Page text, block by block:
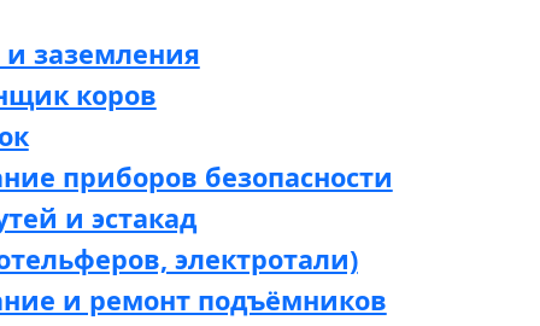
заземления
коров
приборов безопасности
и эстакад
электротали)
и ремонт подъёмников